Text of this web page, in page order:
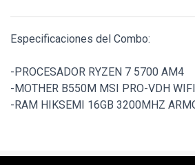
Especificaciones del Combo:
-PROCESADOR RYZEN 7 5700 AM4
-MOTHER B550M MSI PRO-VDH
-RAM HIKSEMI 16GB 3200MHZ